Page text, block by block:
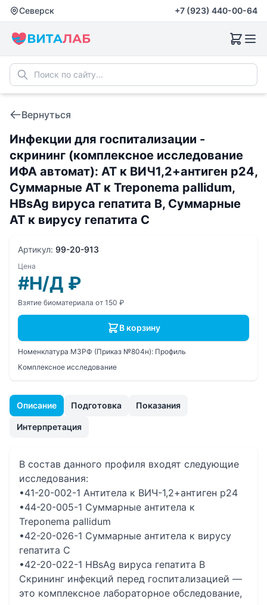
Северск +7 (923) 440-00-64
Вернуться
Инфекции для госпитализации -
скрининг (комплексное исследование
ИФА автомат): АТ к ВИЧ1,2+антиген p24,
Суммарные АТ к Treponema pallidum,
HBsAg вируса гепатита В, Суммарные
АТ к вирусу гепатита С
Описание Подготовка Показания
Интерпретация
В состав данного профиля входят следующие
исследования:
•41-20-002-1 Антитела к ВИЧ-1,2+антиген р24
•44-20-005-1 Суммарные антитела к
Treponema pallidum
•42-20-026-1 Суммарные антитела к вирусу
гепатита С
•42-20-022-1 HВsAg вируса гепатита В
Скрининг инфекций перед госпитализацией —
это комплексное лабораторное обследование,
Артикул: 99-20-913
Цена
#Н/Д ₽
Взятие биоматериала от 150 ₽
В корзину
Номенклатура МЗРФ (Приказ №804н): Профиль
Комплексное исследование